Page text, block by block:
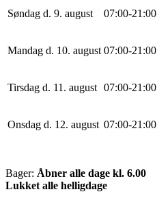
Søndag d. 9. august 07:00-21 :00
Mandag d. 10. august 07:00-21 :00
Tirsdag d. 11. august 07:00-21 :00
Onsdag d. 12. august 07:00-21 :00
Bager: Åbner alle dage kl. 6.00
Lukket alle helligdage